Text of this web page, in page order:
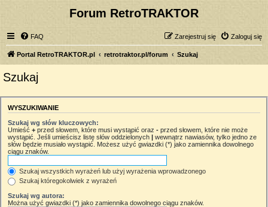
Forum RetroTRAKTOR
FAQ Zaloguj się
Zarejestruj się
Portal RetroTRAKTOR.pl retrotraktor.pl/forum Szukaj
Szukaj
WYSZUKIWANIE
Szukaj wg słów kluczowych:
Umieść + przed słowem, które musi wystąpić oraz - przed słowem, które nie może
wystąpić. Jeśli umieścisz listę słów oddzielonych | wewnątrz nawiasów, tylko jedno ze
słów będzie musiało wystąpić. Możesz użyć gwiazdki (*) jako zamiennika dowolnego
ciągu znaków.
Szukaj wszystkich wyrażeń lub użyj wyrażenia wprowadzonego
Szukaj któregokolwiek z wyrażeń
Szukaj wg autora:
Można użyć gwiazdki (*) jako zamiennika dowolnego ciągu znaków.